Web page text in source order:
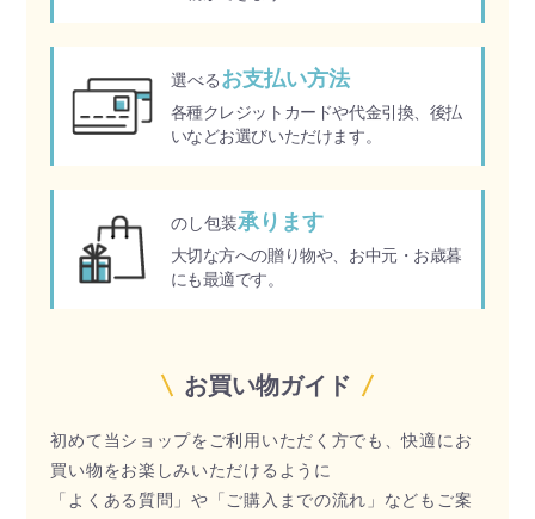
選べるお支払い方法
各種クレジットカードや代金引換、後払
いなどお選びいただけます。
のし包装承ります
大切な方への贈り物や、お中元・お歳暮
にも最適です。
お買い物ガイド
初めて当ショップをご利用いただく方でも、快適にお
買い物をお楽しみいただけるように
「よくある質問」や「ご購入までの流れ」などもご案